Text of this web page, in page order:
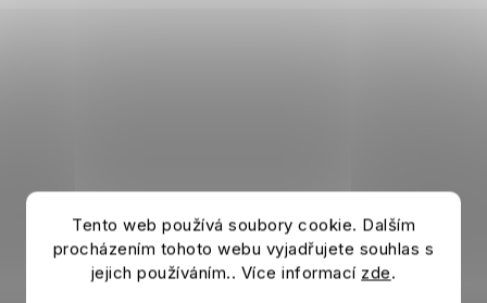
Tento web používá soubory cookie. Dalším
procházením tohoto webu vyjadřujete souhlas s
jejich používáním.. Více informací zde.